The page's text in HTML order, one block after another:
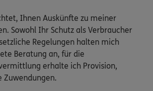
Ihnen Auskünfte zu meiner
Sowohl Ihr Schutz als Verbraucher
Regelungen halten mich
Beratung an, für die
erhalte ich Provision,
Zuwendungen.